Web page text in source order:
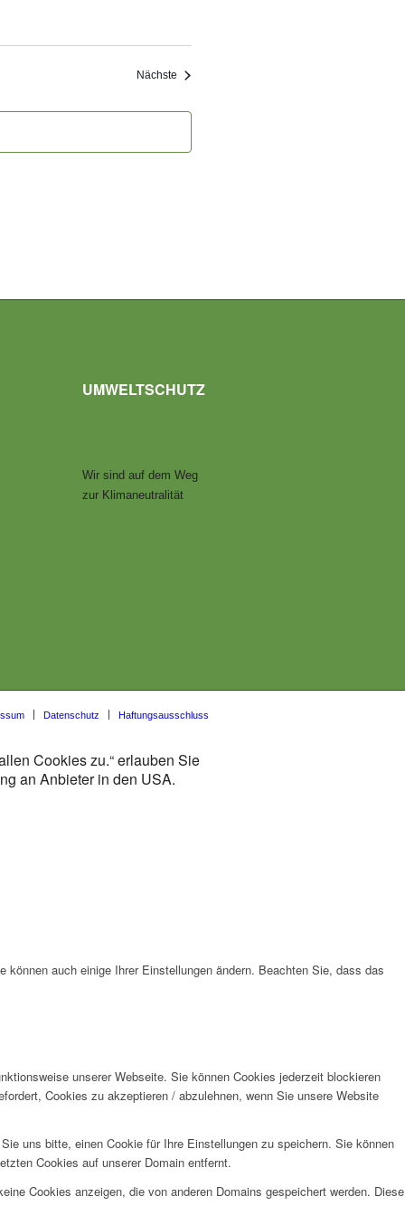
Nächste Veranstaltungen
UMWELTSCHUTZ
Wir sind auf dem Weg
zur Klimaneutralität
Datenschutz Haftungsausschluss
Cookies zu.“ erlauben Sie
an Anbieter in den USA.
auch einige Ihrer Einstellungen ändern. Beachten Sie, dass das
unserer Webseite. Sie können Cookies jederzeit blockieren
Cookies zu akzeptieren / abzulehnen, wenn Sie unsere Website
uns bitte, einen Cookie für Ihre Einstellungen zu speichern. Sie können
Cookies auf unserer Domain entfernt.
Cookies anzeigen, die von anderen Domains gespeichert werden. Diese